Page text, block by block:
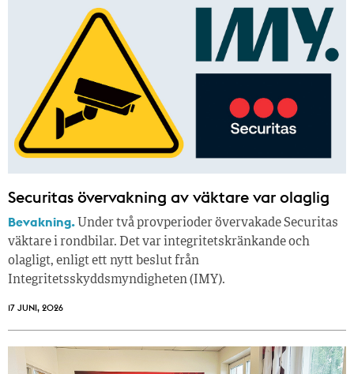
Securitas övervakning av väktare var olaglig
Bevakning. Under två provperioder övervakade Securitas
väktare i rondbilar. Det var integritetskränkande och
olagligt, enligt ett nytt beslut från
Integritetsskyddsmyndigheten (IMY).
17 JUNI, 2026